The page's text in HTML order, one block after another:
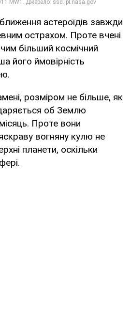
астероїдів завжди
острахом. Проте вчені
більший космічний
його ймовірність
розміром не більше, як
об Землю
Проте вони
вогняну кулю не
планети, оскільки